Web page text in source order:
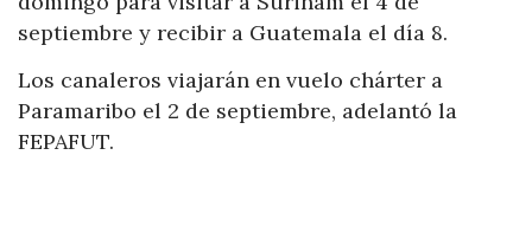
septiembre y recibir a Guatemala el día 8.
Los canaleros viajarán en vuelo chárter a
Paramaribo el 2 de septiembre, adelantó la
FEPAFUT.